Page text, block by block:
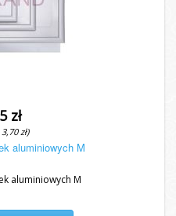
zł
zł)
aluminiowych M
aluminiowych M